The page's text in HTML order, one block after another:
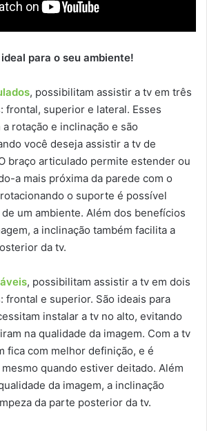
para o seu ambiente!
, possibilitam assistir a tv em três
frontal, superior e lateral. Esses
rotação e inclinação e são
você deseja assistir a tv de
braço articulado permite estender ou
a mais próxima da parede com o
o suporte é possível
um ambiente. Além dos benefícios
a inclinação também facilita a
da tv.
, possibilitam assistir a tv em dois
frontal e superior. São ideais para
instalar a tv no alto, evitando
na qualidade da imagem. Com a tv
fica com melhor definição, e é
quando estiver deitado. Além
da imagem, a inclinação
da parte posterior da tv.